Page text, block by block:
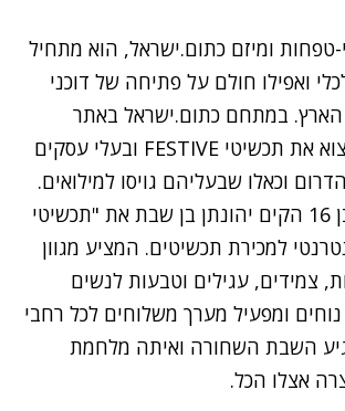
טפחות ומיזם כתום.ישראל, הוא מתחיל
ואפילו חולם על פתיחה של דוכני
הארץ. במתחם כתום.ישראל באתר
הבנק, אפשר למצוא את תכשיטי FESTIVE ובעלי עסקים
וכאלו שבעליהם גויסו למילואים.
כשהיה רק נער בן 16 הקים יהונתן בן שבת את "תכשיטי
למכירת תכשיטים. המציע מגוון
צמידים, עגילים וטבעות לנשים
ומפעיל מערך משלוחים לכל רחבי
השבת השחורה ואיתה מלחמת
אצלו הכל.